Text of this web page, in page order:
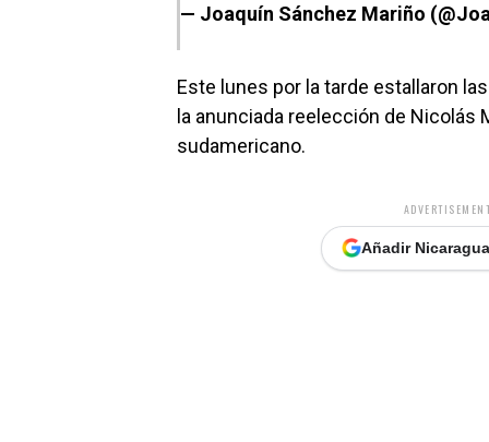
— Joaquín Sánchez Mariño
Este lunes por la tarde estallaron
la anunciada reelección de Nicolás
sudamericano.
Añadir